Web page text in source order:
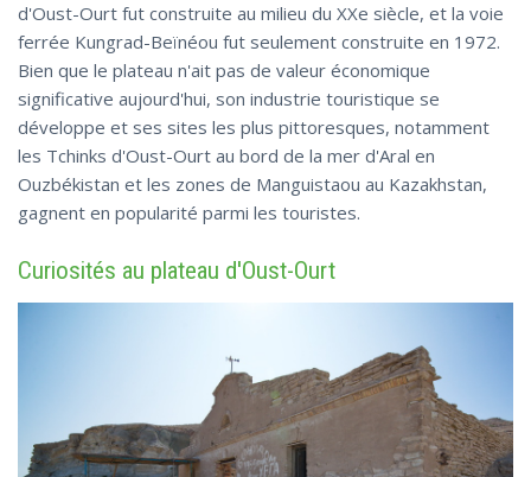
d'Oust-Ourt fut construite au milieu du XXe siècle, et la voie
ferrée Kungrad-Beïnéou fut seulement construite en 1972.
Bien que le plateau n'ait pas de valeur économique
significative aujourd'hui, son industrie touristique se
développe et ses sites les plus pittoresques, notamment
les Tchinks d'Oust-Ourt au bord de la mer d'Aral en
Ouzbékistan et les zones de Manguistaou au Kazakhstan,
gagnent en popularité parmi les touristes.
Curiosités au plateau d'Oust-Ourt